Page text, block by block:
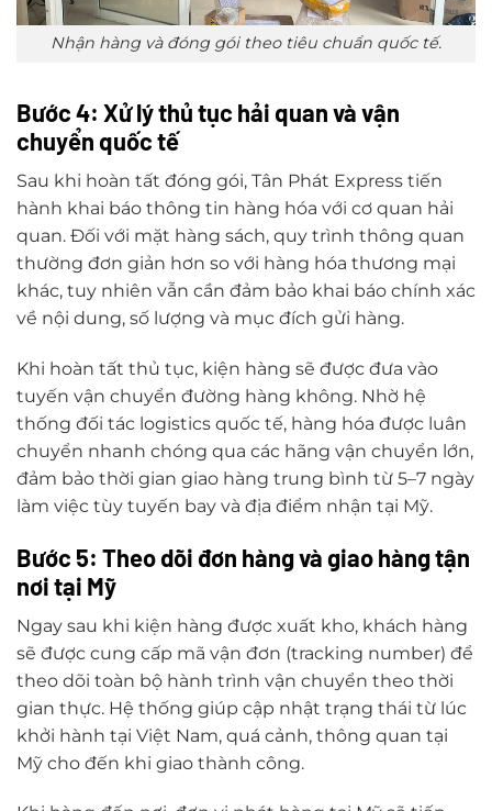
Nhận hàng và đóng gói theo tiêu chuẩn quốc tế.
Bước 4: Xử lý thủ tục hải quan và vận
chuyển quốc tế
Sau khi hoàn tất đóng gói, Tân Phát Express tiến
hành khai báo thông tin hàng hóa với cơ quan hải
quan. Đối với mặt hàng sách, quy trình thông quan
thường đơn giản hơn so với hàng hóa thương mại
khác, tuy nhiên vẫn cần đảm bảo khai báo chính xác
về nội dung, số lượng và mục đích gửi hàng.
Khi hoàn tất thủ tục, kiện hàng sẽ được đưa vào
tuyến vận chuyển đường hàng không. Nhờ hệ
thống đối tác logistics quốc tế, hàng hóa được luân
chuyển nhanh chóng qua các hãng vận chuyển lớn,
đảm bảo thời gian giao hàng trung bình từ 5–7 ngày
làm việc tùy tuyến bay và địa điểm nhận tại Mỹ.
Bước 5: Theo dõi đơn hàng và giao hàng tận
nơi tại Mỹ
Ngay sau khi kiện hàng được xuất kho, khách hàng
sẽ được cung cấp mã vận đơn (tracking number) để
theo dõi toàn bộ hành trình vận chuyển theo thời
gian thực. Hệ thống giúp cập nhật trạng thái từ lúc
khởi hành tại Việt Nam, quá cảnh, thông quan tại
Mỹ cho đến khi giao thành công.